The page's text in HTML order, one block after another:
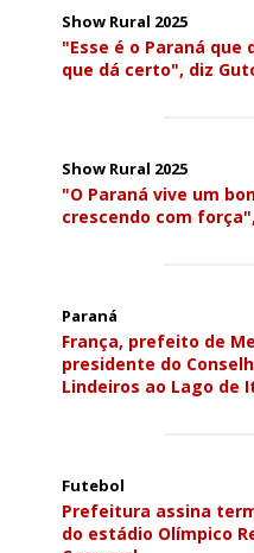
Show Rural 2025
"Esse é o Paraná que
que dá certo", diz
Show Rural 2025
"O Paraná vive um
crescendo com
Paraná
França, prefeito de
presidente do
Lindeiros ao Lago de
Futebol
Prefeitura assina
do estádio Olímpico